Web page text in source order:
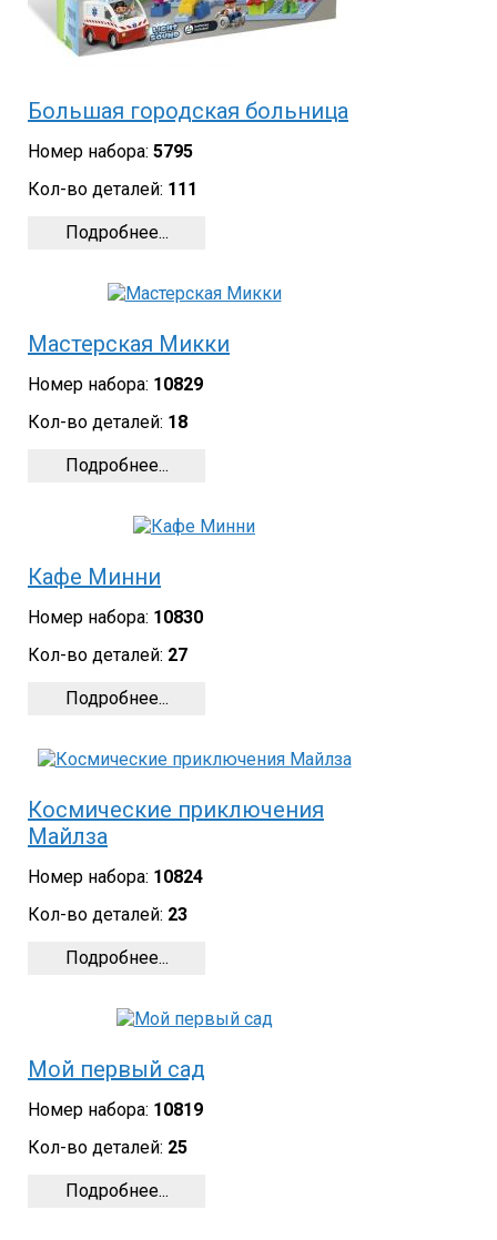
Большая городская больница
Номер набора: 5795
Кол-во деталей: 111
Подробнее...
Мастерская Микки
Номер набора: 10829
Кол-во деталей: 18
Подробнее...
Кафе Минни
Номер набора: 10830
Кол-во деталей: 27
Подробнее...
Космические приключения
Майлза
Номер набора: 10824
Кол-во деталей: 23
Подробнее...
Мой первый сад
Номер набора: 10819
Кол-во деталей: 25
Подробнее...